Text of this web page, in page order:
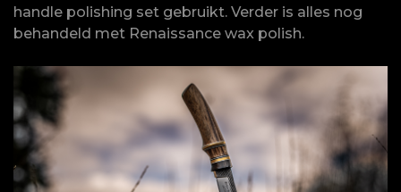
handle polishing set gebruikt. Verder is alles nog
behandeld met Renaissance wax polish.